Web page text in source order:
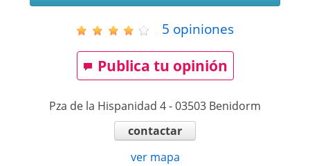
5 opiniones
Publica tu opinión
Pza de la Hispanidad 4-03503 Benidorm
contactar
ver mapa